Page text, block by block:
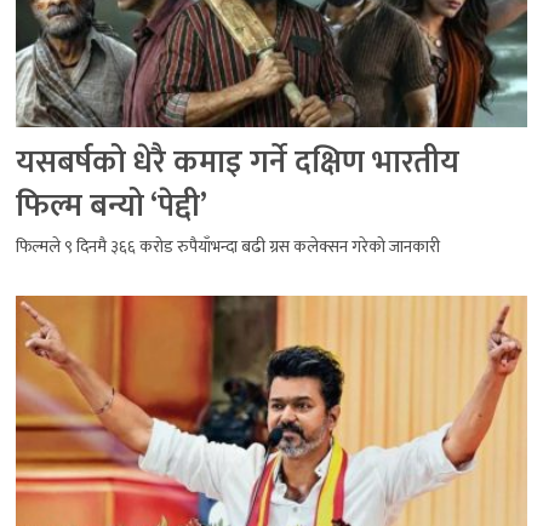
यसबर्षको धेरै कमाइ गर्ने दक्षिण भारतीय
फिल्म बन्यो ‘पेद्दी’
फिल्मले ९ दिनमै ३६६ करोड रुपैयाँभन्दा बढी ग्रस कलेक्सन गरेको जानकारी